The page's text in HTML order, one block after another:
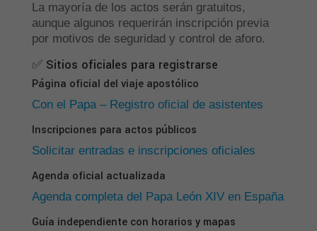
La mayoría de los actos serán gratuitos,
aunque algunos requerirán inscripción previa
por motivos de seguridad y control de aforo.
✅ Sitios oficiales para registrarse
Página oficial del viaje apostólico
Con el Papa – Registro oficial de asistentes
Inscripciones para actos públicos
Solicitar entradas e inscripciones oficiales
Agenda oficial actualizada
Agenda completa del Papa León XIV en España
Guía independiente con horarios y mapas